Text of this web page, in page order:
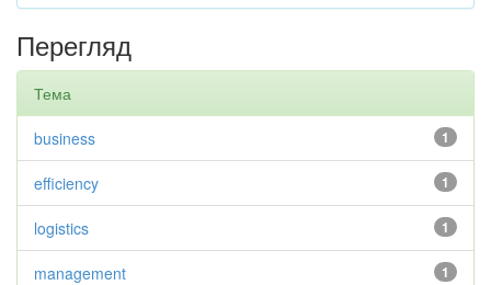
Перегляд
Тема
1
business
1
efficiency
1
logistics
1
management